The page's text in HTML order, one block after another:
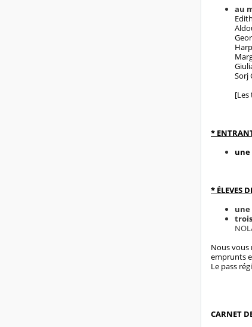
au
Sorj
*
* ÉLEVES
Nous vous
emprunts
Le pass
CARNET